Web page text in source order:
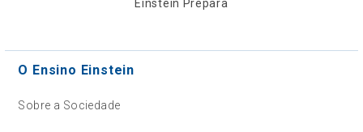
Einstein Prepara
O Ensino Einstein
Sobre a Sociedade